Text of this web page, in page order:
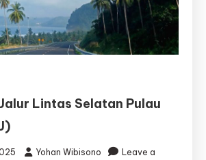
Lintas Selatan Pulau
Yohan Wibisono
Leave a